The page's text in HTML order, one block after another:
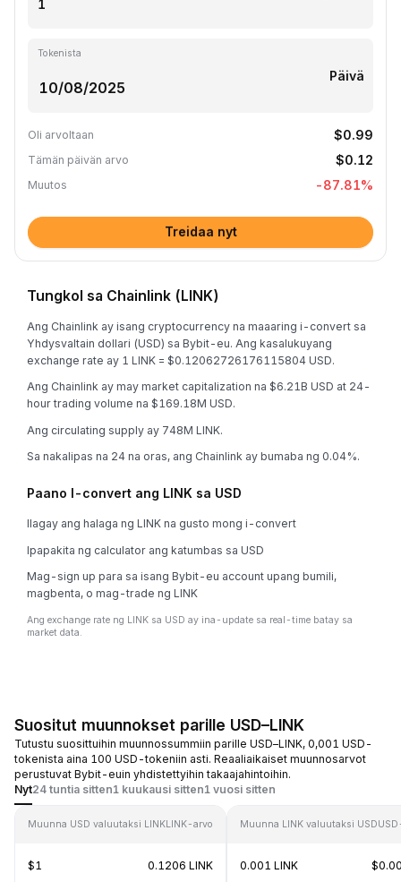
Tokenista
Päivä
Oli arvoltaan $0.99
Tämän päivän arvo $0.12
Muutos -87.81%
Treidaa nyt
Tungkol sa Chainlink (LINK)
Ang Chainlink ay isang cryptocurrency na maaaring i-convert sa
Yhdysvaltain dollari (USD) sa Bybit-eu. Ang kasalukuyang
exchange rate ay 1 LINK = $0.12062726176115804 USD.
Ang Chainlink ay may market capitalization na $6.21B USD at 24-
hour trading volume na $169.18M USD.
Ang circulating supply ay 748M LINK.
Sa nakalipas na 24 na oras, ang Chainlink ay bumaba ng 0.04%.
Paano I-convert ang LINK sa USD
Ilagay ang halaga ng LINK na gusto mong i-convert
Ipapakita ng calculator ang katumbas sa USD
Mag-sign up para sa isang Bybit-eu account upang bumili,
magbenta, o mag-trade ng LINK
Ang exchange rate ng LINK sa USD ay ina-update sa real-time batay sa
market data.
Suositut muunnokset parille USD–LINK
Tutustu suosittuihin muunnossummiin parille USD–LINK, 0,001 USD-
tokenista aina 100 USD-tokeniin asti. Reaaliaikaiset muunnosarvot
perustuvat Bybit-euin yhdistettyihin takaajahintoihin.
Nyt24 tuntia sitten1 kuukausi sitten1 vuosi sitten
Muunna USD valuutaksi LINKLINK-arvo
$1 0.1206 LINK
Muunna LINK valuutaksi USD
0.001 LINK